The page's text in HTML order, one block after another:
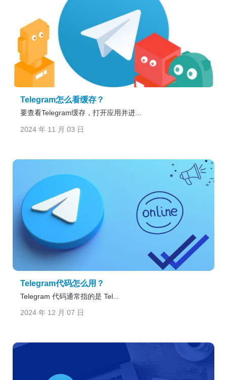
Telegram怎么看缓存？
要查看Telegram缓存，打开应用并进...
2024 年 11 月 03 日
Telegram代码怎么用？
Telegram 代码通常指的是 Tel...
2024 年 12 月 07 日